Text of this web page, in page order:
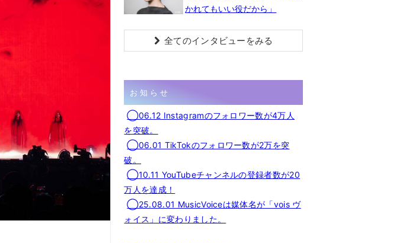
かれてもいい役だから」
全てのインタビューをみる
お知らせ
◯06.12 Instagramのフォロワー数が4万人
を突破。
◯06.01 TikTokのフォロワー数が2万を突
破。
◯10.11 YouTubeチャンネルの登録者数が20
万人を達成！
◯25.08.01 MusicVoiceは媒体名が「vois ヴ
ォイス」に変わりました。